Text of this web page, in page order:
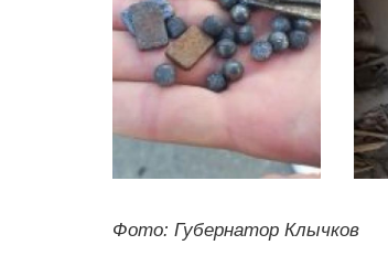
Фото: Губернатор Клычков